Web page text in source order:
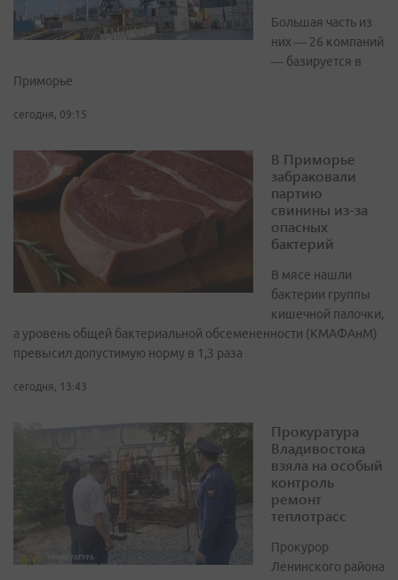
Большая часть из
них — 26 компаний
— базируется в
Приморье
сегодня, 09:15
В Приморье
забраковали
партию
свинины из-за
опасных
бактерий
В мясе нашли
бактерии группы
кишечной палочки,
а уровень общей бактериальной обсемененности (КМАФАнМ)
превысил допустимую норму в 1,3 раза
сегодня, 13:43
Прокуратура
Владивостока
взяла на особый
контроль
ремонт
теплотрасс
Прокурор
Ленинского района